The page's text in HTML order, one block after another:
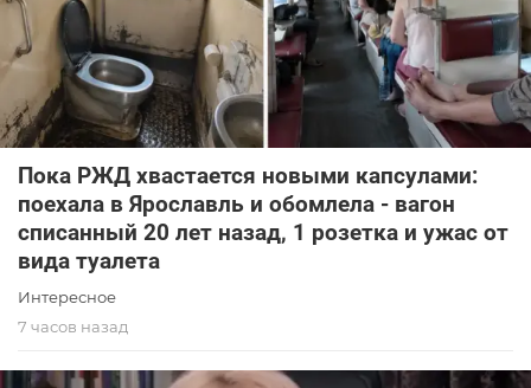
Пока РЖД хвастается новыми капсулами:
поехала в Ярославль и обомлела - вагон
списанный 20 лет назад, 1 розетка и ужас от
вида туалета
Интересное
7 часов назад